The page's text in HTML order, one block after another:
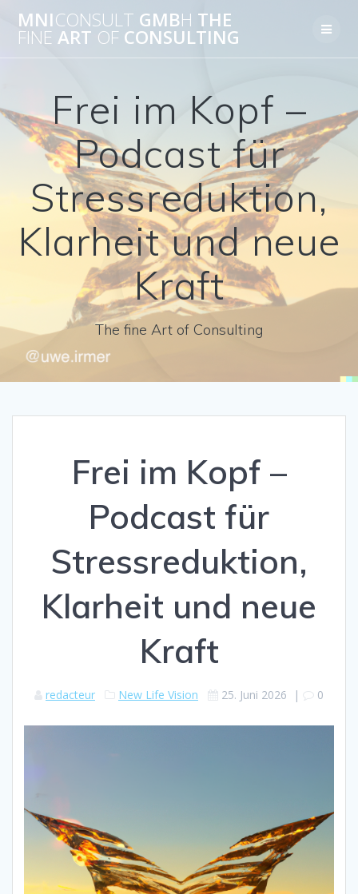
to
content
MNICONSULT GMBH THE
FINE ART OF CONSULTING
Frei im Kopf –
Podcast für
Stressreduktion,
Klarheit und neue
Kraft
The fine Art of Consulting
Frei im Kopf –
Podcast für
Stressreduktion,
Klarheit und neue
Kraft
redacteur New Life Vision 25. Juni 2026 | 0